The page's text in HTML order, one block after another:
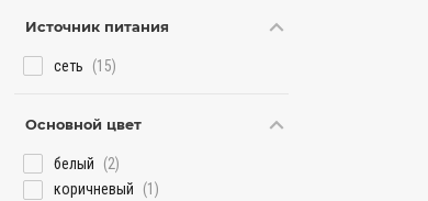
Источник питания
сеть (15)
Основной цвет
белый
(2)
коричневый
(1)